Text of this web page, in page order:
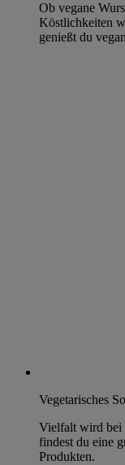
Ob vegane
Köstlichkeiten
genießt du
Vegetarisches
Vielfalt wird bei
findest du eine
Produkten.